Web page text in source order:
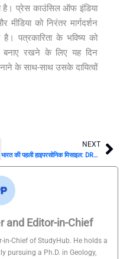
है। प्रेस काउंसिल ऑफ इंडिया
को निरंतर मार्गदर्शन
पत्रकारिता के भविष्य को
बनाए रखने के लिए यह दिन
के साथ-साथ उसके दायित्वों
NEXT
भारत की पहली हाइपरसोनिक मिसाइल: DRDO का ऐतिहासिक परीक्षण
and Editor-in-Chief
Chief of StudyHub. He holds a
pursuing a Ph.D. in Geology,